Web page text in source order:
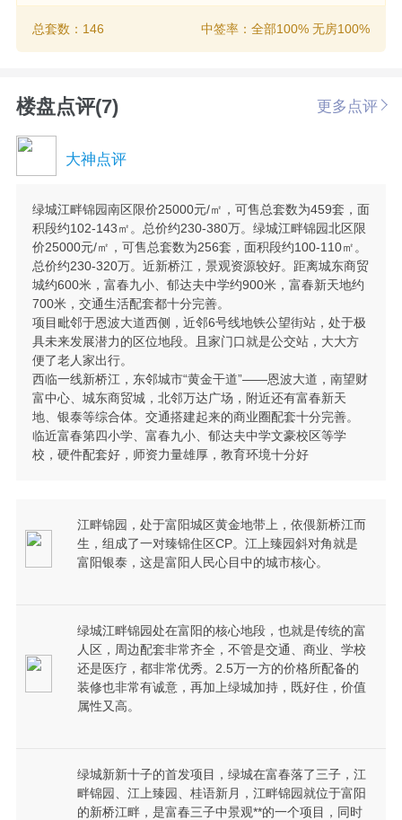
总套数：146 中签率：全部100% 无房100%
楼盘点评(7) 更多点评
大神点评
绿城江畔锦园南区限价25000元/㎡，可售总套数为459套，面
积段约102-143㎡。总价约230-380万。绿城江畔锦园北区限
价25000元/㎡，可售总套数为256套，面积段约100-110㎡。
总价约230-320万。近新桥江，景观资源较好。距离城东商贸
城约600米，富春九小、郁达夫中学约900米，富春新天地约
700米，交通生活配套都十分完善。
项目毗邻于恩波大道西侧，近邻6号线地铁公望街站，处于极
具未来发展潜力的区位地段。且家门口就是公交站，大大方
便了老人家出行。
西临一线新桥江，东邻城市“黄金干道”——恩波大道，南望财
富中心、城东商贸城，北邻万达广场，附近还有富春新天
地、银泰等综合体。交通搭建起来的商业圈配套十分完善。
临近富春第四小学、富春九小、郁达夫中学文豪校区等学
校，硬件配套好，师资力量雄厚，教育环境十分好
江畔锦园，处于富阳城区黄金地带上，依偎新桥江而
生，组成了一对臻锦住区CP。江上臻园斜对角就是
富阳银泰，这是富阳人民心目中的城市核心。
绿城江畔锦园处在富阳的核心地段，也就是传统的富
人区，周边配套非常齐全，不管是交通、商业、学校
还是医疗，都非常优秀。2.5万一方的价格所配备的
装修也非常有诚意，再加上绿城加持，既好住，价值
属性又高。
绿城新新十子的首发项目，绿城在富春落了三子，江
畔锦园、江上臻园、桂语新月，江畔锦园就位于富阳
的新桥江畔，是富春三子中景观**的一个项目，同时